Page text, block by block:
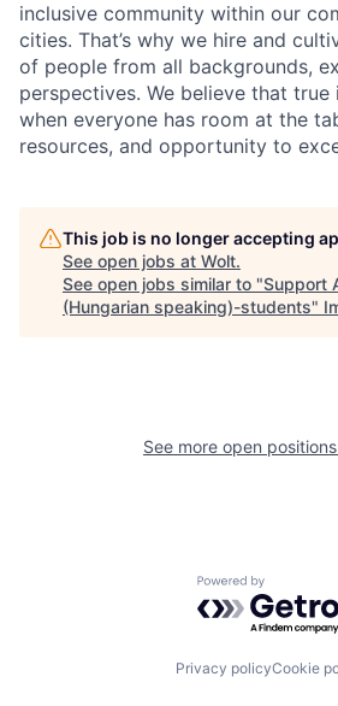
inclusive community within our
cities. That’s why we hire and
of people from all backgrounds,
perspectives. We believe that
when everyone has room at the
resources, and opportunity to
This job is no longer accepting
See open jobs at Wolt.
See open jobs similar to "Support
(Hungarian speaking)-students"
See more open
Powered by
Privacy policyCookie